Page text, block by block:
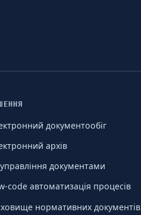
документообіг
архів
документами
code автоматизація процесів
нормативних документів